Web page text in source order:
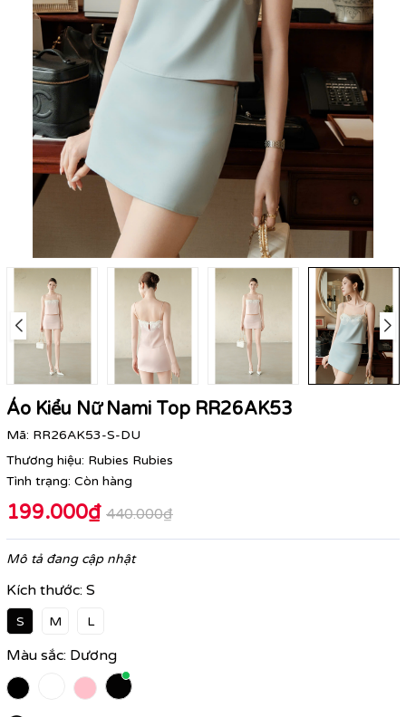
Áo Kiểu Nữ Nami Top RR26AK53
Mã: RR26AK53-S-DU
Thương hiệu: Rubies Rubies
Tình trạng: Còn hàng
199.000₫ 440.000₫
Mô tả đang cập nhật
Kích thước: S
S M L
Màu sắc: Dương